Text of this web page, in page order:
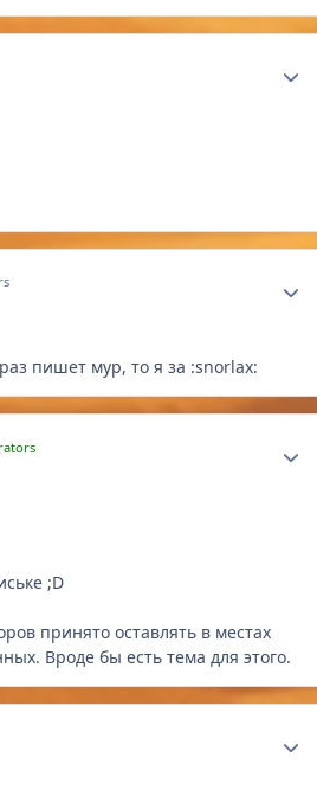
пишет мур, то я за :snorlax:
;D
принято оставлять в местах
Вроде бы есть тема для этого.